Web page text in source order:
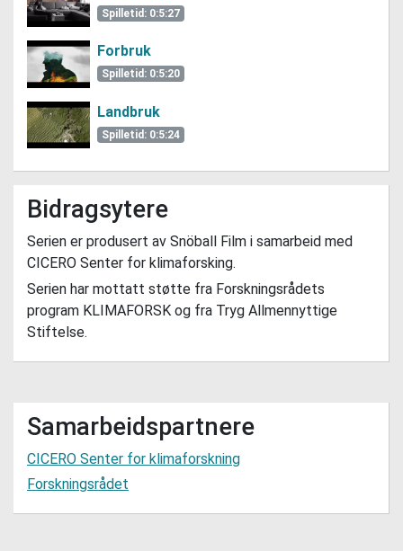
Spilletid: 0:5:27
Forbruk
Spilletid: 0:5:20
Landbruk
Spilletid: 0:5:24
Bidragsytere
Serien er produsert av Snöball Film i samarbeid med
CICERO Senter for klimaforsking.
Serien har mottatt støtte fra Forskningsrådets
program KLIMAFORSK og fra Tryg Allmennyttige
Stiftelse.
Samarbeidspartnere
CICERO Senter for klimaforskning
Forskningsrådet